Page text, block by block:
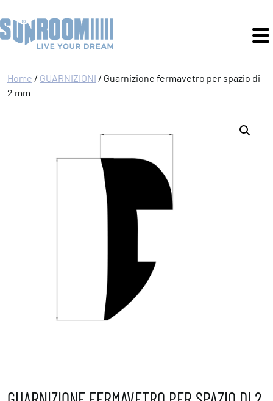
Home / GUARNIZIONI / Guarnizione fermavetro per spazio di
2 mm